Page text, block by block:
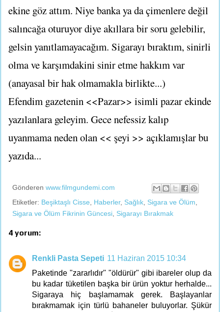
ekine göz attım. Niye banka ya da çimenlere değil
salıncağa oturuyor diye akıllara bir soru gelebilir,
gelsin yanıtlamayacağım. Sigarayı bıraktım, sinirli
olma ve karşımdakini sinir etme hakkım var
(anayasal bir hak olmamakla birlikte...)
Efendim gazetenin <<Pazar>> isimli pazar ekinde
yazılanlara geleyim. Gece nefessiz kalıp
uyanmama neden olan << şeyi >> açıklamışlar bu
yazıda...
Gönderen www.filmgundemi.com
Etiketler: Beşiktaşlı Cisse Haberler, Sağlık Sigara ve Ölüm
Sigara ve Ölüm Fikrinin Güncesi Sigarayı Bırakmak
4 yorum:
Renkli Pasta Sepeti 11 Haziran 2015 10:34
Paketinde "zararlıdır" "öldürür" gibi ibareler olup da
bu kadar tüketilen başka bir ürün yoktur herhalde...
Sigaraya hiç başlamamak gerek. Başlayanlar
bırakmamak için türlü bahaneler buluyorlar. Şükür